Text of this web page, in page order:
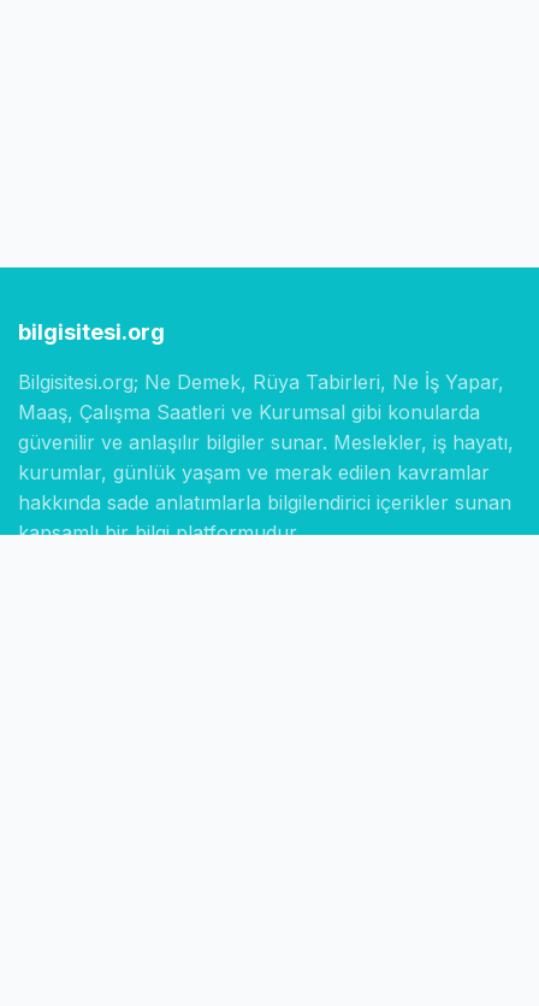
bilgisitesi.org
Bilgisitesi.org; Ne Demek, Rüya Tabirleri, Ne İş Yapar,
Maaş, Çalışma Saatleri ve Kurumsal gibi konularda
güvenilir ve anlaşılır bilgiler sunar. Meslekler, iş hayatı,
kurumlar, günlük yaşam ve merak edilen kavramlar
hakkında sade anlatımlarla bilgilendirici içerikler sunan
kapsamlı bir bilgi platformudur.